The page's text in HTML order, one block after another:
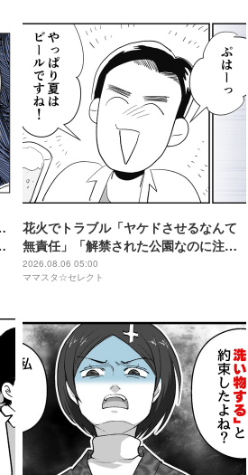
花火でトラブル「ヤケドさせるなんて
無責任」「解禁された公園なのに注
意」「浅ましい割引」
2026.08.06 05:00
ママスタ☆セレクト